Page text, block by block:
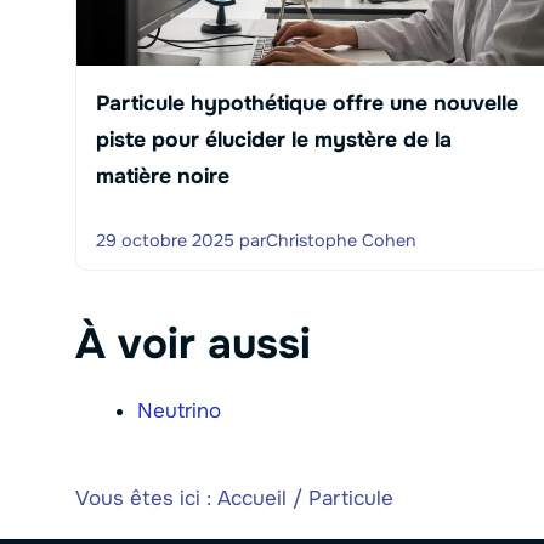
Particule hypothétique offre une nouvelle
piste pour élucider le mystère de la
matière noire
29 octobre 2025 parChristophe Cohen
À voir aussi
Neutrino
Vous êtes ici : Accueil / Particule